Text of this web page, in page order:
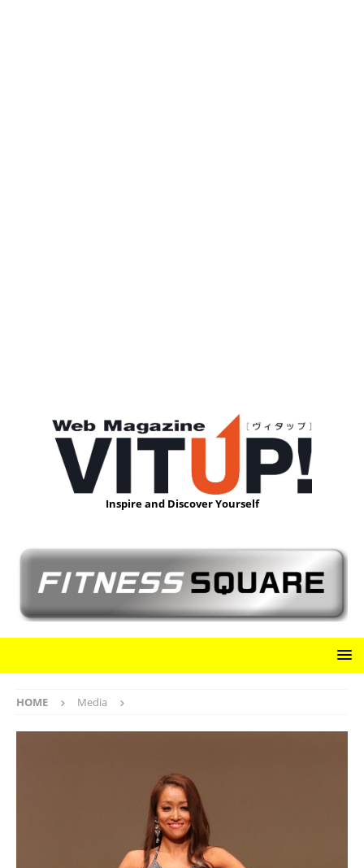
Inspire and Discover Yourself
HOME Media